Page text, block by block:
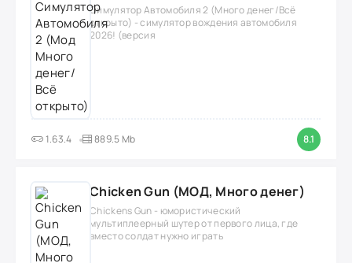
Симулятор Автомобиля 2 (Много денег/Всё
открыто) - симулятор вождения автомобиля
2026! (версия
1.63.4 889.5 Mb 8.1
Chicken Gun (МОД, Много денег)
Chickens Gun - юмористический
мультиплеерный шутер от первого лица, где
вместо солдат нужно играть